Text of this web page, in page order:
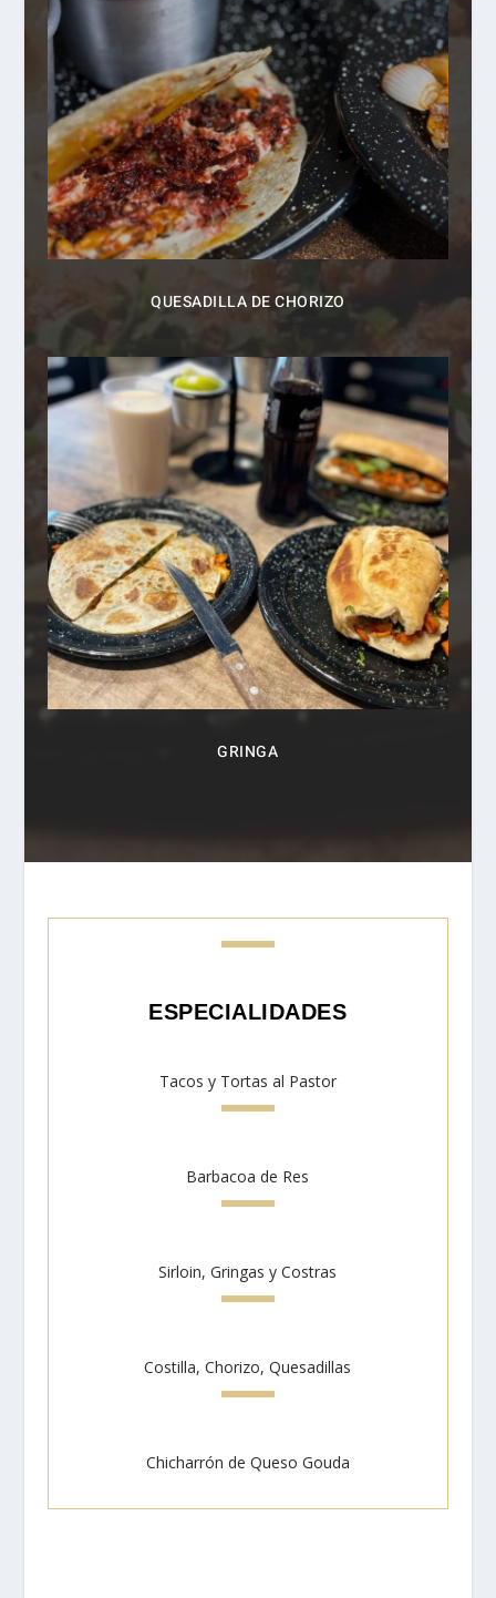
QUESADILLA DE CHORIZO
GRINGA
ESPECIALIDADES
Tacos y Tortas al Pastor
Barbacoa de Res
Sirloin, Gringas y Costras
Costilla, Chorizo, Quesadillas
Chicharrón de Queso Gouda